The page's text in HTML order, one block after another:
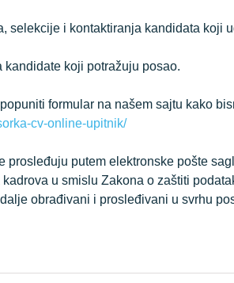
selekcije i kontaktiranja kandidata koji
koji potražuju posao.
formular na našem sajtu kako
cv-online-upitnik/
prosleđuju putem elektronske pošte
u smislu Zakona o zaštiti
obrađivani i prosleđivani u svrhu